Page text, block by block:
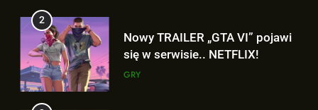
FILMY
5
3
TAK może wyglądać ulepszony
kostium Thora w „AVENGERS:
DOOMSDAY”!
FILMY